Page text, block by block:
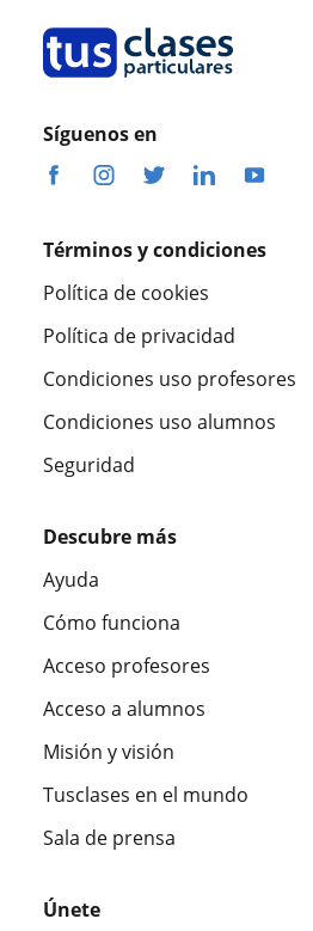
Síguenos en
Términos y condiciones
Política de cookies
Política de privacidad
Condiciones uso profesores
Condiciones uso alumnos
Seguridad
Descubre más
Ayuda
Cómo funciona
Acceso profesores
Acceso a alumnos
Misión y visión
Tusclases en el mundo
Sala de prensa
Únete